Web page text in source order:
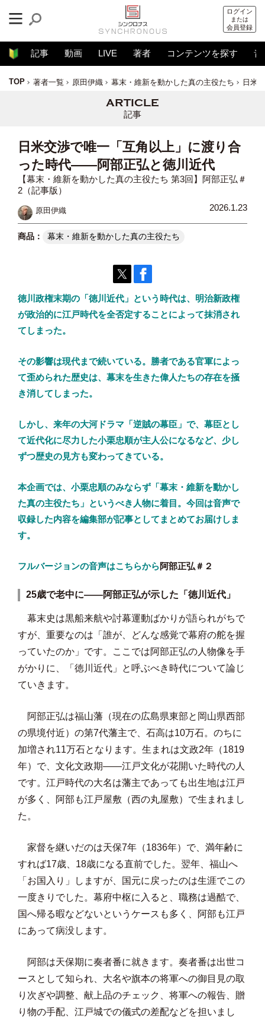
ログイン
または
会員登録
記事 動画 LIVE 著者 コンテンツを探す 音
TOP 著者一覧 原田伊織 幕末・維新を動かした真の主役たち 日米
記事
日米交渉で唯一「互角以上」に渡り合
った時代——阿部正弘と徳川近代
【幕末・維新を動かした真の主役たち 第3回】阿部正弘＃
2（記事版）
原田伊織 2026.1.23
幕末・維新を動かした真の主役たち
徳川政権末期の「徳川近代」という時代は、明治新政権
が政治的に江戸時代を全否定することによって抹消され
てしまった。
その影響は現代まで続いている。勝者である官軍によっ
て歪められた歴史は、幕末を生きた偉人たちの存在を掻
き消してしまった。
しかし、来年の大河ドラマ「逆賊の幕臣」で、幕臣とし
て近代化に尽力した小栗忠順が主人公になるなど、少し
ずつ歴史の見方も変わってきている。
本企画では、小栗忠順のみならず「幕末・維新を動かし
た真の主役たち」というべき人物に着目。今回は音声で
収録した内容を編集部が記事としてまとめてお届けしま
す。
フルバージョンの音声はこちらから阿部正弘＃ ２
25歳で老中に——阿部正弘が示した「徳川近代」
幕末史は黒船来航や討幕運動ばかりが語られがちで
すが、重要なのは「誰が、どんな感覚で幕府の舵を握
っていたのか」です。ここでは阿部正弘の人物像を手
がかりに、「徳川近代」と呼ぶべき時代について論じ
ていきます。
阿部正弘は福山藩（現在の広島県東部と岡山県西部
の県境付近）の第7代藩主で、石高は10万石。のちに
加増され11万石となります。生まれは文政2年（1819
年）で、文化文政期——江戸文化が花開いた時代の人
です。江戸時代の大名は藩主であっても出生地は江戸
が多く、阿部も江戸屋敷（西の丸屋敷）で生まれまし
た。
家督を継いだのは天保7年（1836年）で、満年齢に
すれば17歳、18歳になる直前でした。翌年、福山へ
「お国入り」しますが、国元に戻ったのは生涯でこの
一度きりでした。幕府中枢に入ると、職務は過酷で、
国へ帰る暇などないというケースも多く、阿部も江戸
にあって病没します。
阿部は天保期に奏者番に就きます。奏者番は出世コ
ースとして知られ、大名や旗本の将軍への御目見の取
り次ぎや調整、献上品のチェック、将軍への報告、贈
り物の手配、江戸城での儀式の差配などを担いまし